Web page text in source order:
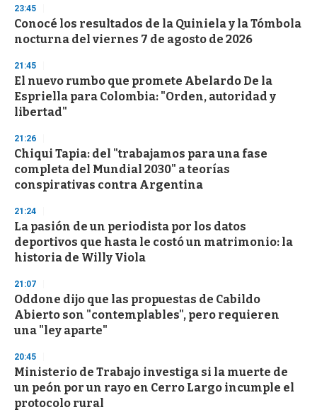
s
e
c
o
d
s
23:45
Conocé los resultados de la Quiniela y la Tómbola
nocturna del viernes 7 de agosto de 2026
21:45
El nuevo rumbo que promete Abelardo De la
Espriella para Colombia: "Orden, autoridad y
libertad"
21:26
Chiqui Tapia: del "trabajamos para una fase
completa del Mundial 2030" a teorías
conspirativas contra Argentina
21:24
La pasión de un periodista por los datos
deportivos que hasta le costó un matrimonio: la
historia de Willy Viola
21:07
Oddone dijo que las propuestas de Cabildo
Abierto son "contemplables", pero requieren
una "ley aparte"
20:45
Ministerio de Trabajo investiga si la muerte de
un peón por un rayo en Cerro Largo incumple el
protocolo rural